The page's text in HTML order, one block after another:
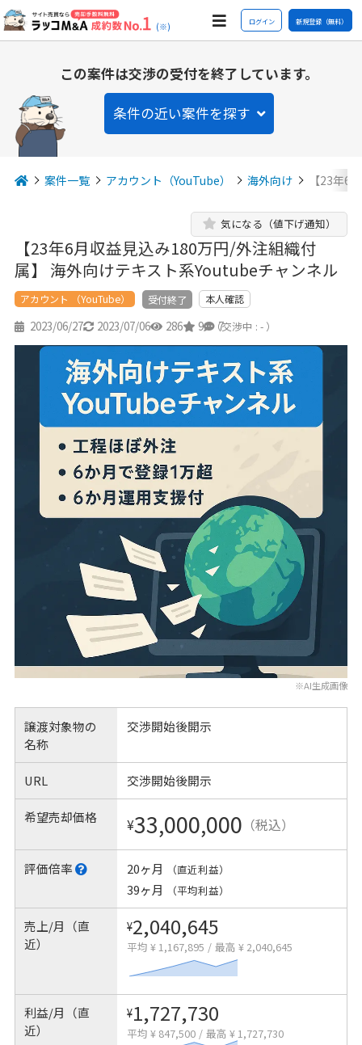
(※) ログイン 新規登録（無料）
この案件は交渉の受付を終了しています。
条件の近い案件を探す
案件一覧 アカウント（YouTube） 海外向け 【23年6
【23年6月収益見込み180万円/外注組織付
属】 海外向けテキスト系Youtubeチャンネル
気になる（値下げ通知）
アカウント （YouTube） 受付終了 本人確認
2023/06/27 2023/07/06 286 9 7
（交渉中 : - ）
※AI生成画像
譲渡対象物の
名称
交渉開始後開示
URL 交渉開始後開示
希望売却価格 ¥33,000,000 （税込）
評価倍率 20ヶ月 （直近利益）
39ヶ月 （平均利益）
売上/月（直
近）
¥2,040,645
平均 ¥ 1,167,895 / 最高 ¥ 2,040,645
利益/月（直
近）
¥1,727,730
平均 ¥ 847,500 / 最高 ¥ 1,727,730